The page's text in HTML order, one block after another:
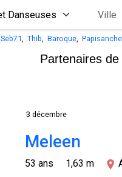
Seb71, Thib, Baroque,
Partenaires
3 décembre
Meleen
53 ans 1,63 m